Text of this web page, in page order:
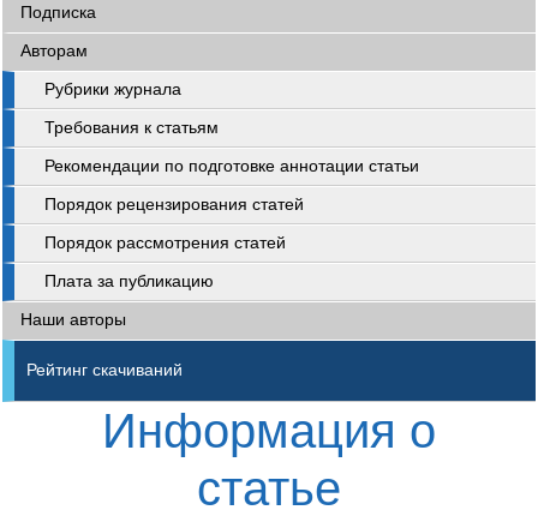
Подписка
Авторам
Рубрики журнала
Требования к статьям
Рекомендации по подготовке аннотации статьи
Порядок рецензирования статей
Порядок рассмотрения статей
Плата за публикацию
Наши авторы
Рейтинг скачиваний
Информация о
статье